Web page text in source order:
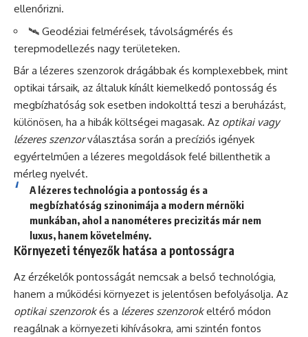
ellenőrizni.
🛰️ Geodéziai felmérések, távolságmérés és
terepmodellezés nagy területeken.
Bár a lézeres szenzorok drágábbak és komplexebbek, mint
optikai társaik, az általuk kínált kiemelkedő pontosság és
megbízhatóság sok esetben indokolttá teszi a beruházást,
különösen, ha a hibák költségei magasak. Az optikai vagy
lézeres szenzorválasztása során a precíziós igények
egyértelműen a lézeres megoldások felé billenthetik a
mérleg nyelvét.
A lézeres technológia a pontosság és a
megbízhatóság szinonimája a modern mérnöki
munkában, ahol a nanométeres precizitás már nem
luxus, hanem követelmény.
Környezeti tényezők hatása a pontosságra
Az érzékelők pontosságát nemcsak a belső technológia,
hanem a működési környezet is jelentősen befolyásolja. Az
optikai szenzorokés a lézeres szenzorokeltérő módon
reagálnak a környezeti kihívásokra, ami szintén fontos